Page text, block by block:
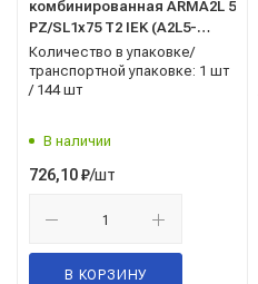
комбинированная ARMA2L 5
PZ/SL1х75 Т2 IEK (A2L5-
SC10-T2-ZS-10-075)
Количество в упаковке/
транспортной упаковке: 1 шт
/ 144 шт
В наличии
726,10₽/шт
В КОРЗИНУ